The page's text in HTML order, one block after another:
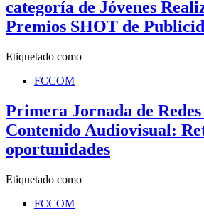
categoría de Jóvenes
Premios SHOT de
Etiquetado como
FCCOM
Primera Jornada de Redes
Contenido Audiovisual:
oportunidades
Etiquetado como
FCCOM